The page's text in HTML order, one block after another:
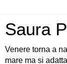
Saura
Venere torna a
mare ma si